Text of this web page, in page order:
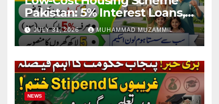
Pakistan: 5% Interest Loans,
Rs 1 Crore Limit and 500,000
Homes Plan
JULY 31, 2026 MUHAMMAD MUZAMMIL
NEWS